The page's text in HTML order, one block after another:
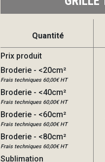
Quantité
Prix produit
Broderie - <20cm²
Frais techniques 60,00€ HT
Broderie - <40cm²
Frais techniques 60,00€ HT
Broderie - <60cm²
Frais techniques 60,00€ HT
Broderie - <80cm²
Frais techniques 60,00€ HT
Sublimation